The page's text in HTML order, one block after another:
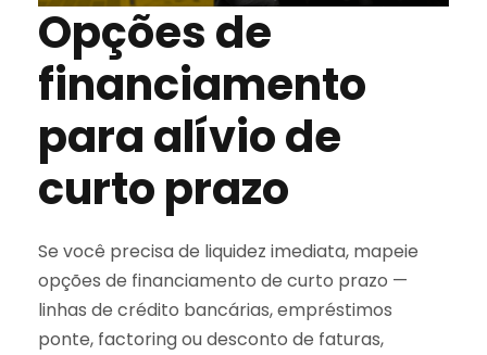
Opções de
financiamento
para alívio de
curto prazo
Se você precisa de liquidez imediata, mapeie
opções de financiamento de curto prazo —
linhas de crédito bancárias, empréstimos
ponte, factoring ou desconto de faturas,